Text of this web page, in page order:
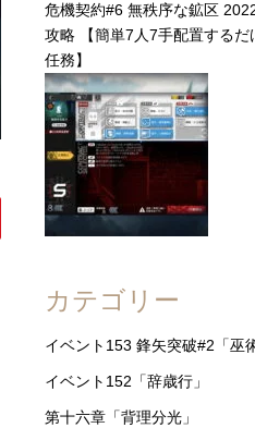
危機契約#6 無秩序な鉱区
攻略 【簡単7人7手配置するだ
任務】
カテゴリー
イベント153 鋒矢突破#2「巫
イベント152「辞歳行」
第十六章「背理分光」